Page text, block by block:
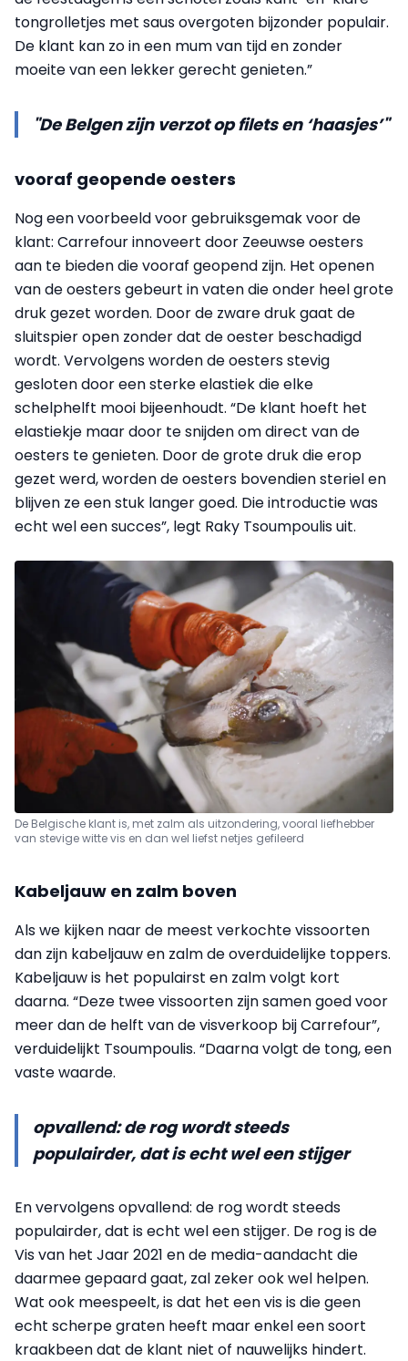
tongrolletjes met saus overgoten bijzonder populair.
De klant kan zo in een mum van tijd en zonder
moeite van een lekker gerecht genieten.”
"De Belgen zijn verzot op filets en ‘haasjes’"
vooraf geopende oesters
Nog een voorbeeld voor gebruiksgemak voor de
klant: Carrefour innoveert door Zeeuwse oesters
aan te bieden die vooraf geopend zijn. Het openen
van de oesters gebeurt in vaten die onder heel grote
druk gezet worden. Door de zware druk gaat de
sluitspier open zonder dat de oester beschadigd
wordt. Vervolgens worden de oesters stevig
gesloten door een sterke elastiek die elke
schelphelft mooi bijeenhoudt. “De klant hoeft het
elastiekje maar door te snijden om direct van de
oesters te genieten. Door de grote druk die erop
gezet werd, worden de oesters bovendien steriel en
blijven ze een stuk langer goed. Die introductie was
echt wel een succes”, legt Raky Tsoumpoulis uit.
De Belgische klant is, met zalm als uitzondering, vooral liefhebber
van stevige witte vis en dan wel liefst netjes gefileerd
Kabeljauw en zalm boven
Als we kijken naar de meest verkochte vissoorten
dan zijn kabeljauw en zalm de overduidelijke toppers.
Kabeljauw is het populairst en zalm volgt kort
daarna. “Deze twee vissoorten zijn samen goed voor
meer dan de helft van de visverkoop bij Carrefour”,
verduidelijkt Tsoumpoulis. “Daarna volgt de tong, een
vaste waarde.
opvallend: de rog wordt steeds
populairder, dat is echt wel een stijger
En vervolgens opvallend: de rog wordt steeds
populairder, dat is echt wel een stijger. De rog is de
Vis van het Jaar 2021 en de media-aandacht die
daarmee gepaard gaat, zal zeker ook wel helpen.
Wat ook meespeelt, is dat het een vis is die geen
echt scherpe graten heeft maar enkel een soort
kraakbeen dat de klant niet of nauwelijks hindert.